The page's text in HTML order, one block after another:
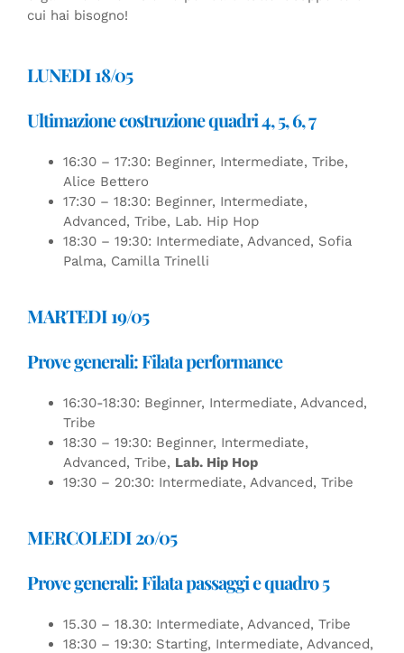
cui hai bisogno!
LUNEDI 18/05
Ultimazione costruzione quadri 4, 5, 6, 7
16:30 – 17:30: Beginner, Intermediate, Tribe,
Alice Bettero
17:30 – 18:30: Beginner, Intermediate,
Advanced, Tribe, Lab. Hip Hop
18:30 – 19:30: Intermediate, Advanced, Sofia
Palma, Camilla Trinelli
MARTEDI 19/05
Prove generali: Filata performance
16:30-18:30: Beginner, Intermediate, Advanced,
Tribe
18:30 – 19:30: Beginner, Intermediate,
Advanced, Tribe, Lab. Hip Hop
19:30 – 20:30: Intermediate, Advanced, Tribe
MERCOLEDI 20/05
Prove generali: Filata passaggi e quadro 5
15.30 – 18.30: Intermediate, Advanced, Tribe
18:30 – 19:30: Starting, Intermediate, Advanced,